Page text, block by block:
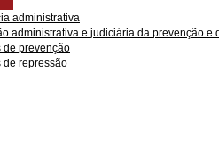
administrativa
administrativa e judiciária da prevenção e
de prevenção
de repressão